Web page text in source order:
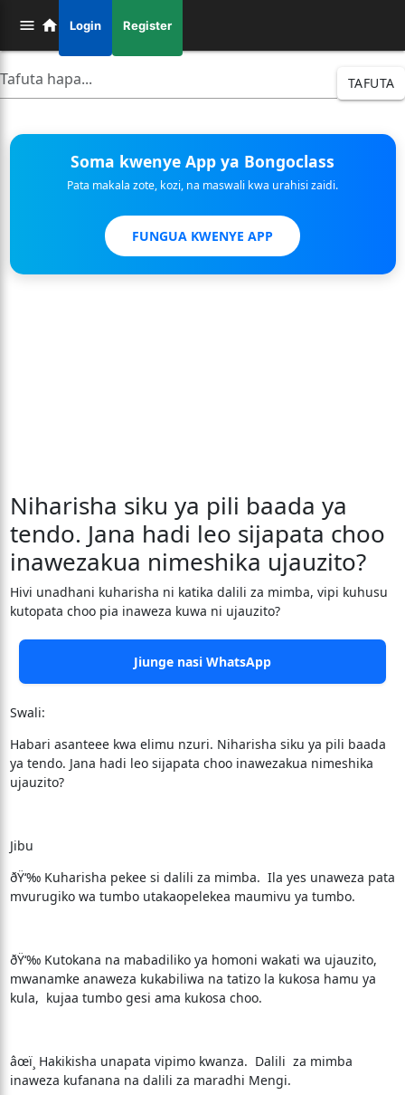
Login Register
TAFUTA
Soma kwenye App ya Bongoclass
Pata makala zote, kozi, na maswali kwa urahisi zaidi.
FUNGUA KWENYE APP
Niharisha siku ya pili baada ya
tendo. Jana hadi leo sijapata choo
inawezakua nimeshika ujauzito?
Hivi unadhani kuharisha ni katika dalili za mimba, vipi kuhusu
kutopata choo pia inaweza kuwa ni ujauzito?
Jiunge nasi WhatsApp
Swali:
Habari asanteee kwa elimu nzuri. Niharisha siku ya pili baada
ya tendo. Jana hadi leo sijapata choo inawezakua nimeshika
ujauzito?
Jibu
ðŸ‘‰ Kuharisha pekee si dalili za mimba. Ila yes unaweza pata
mvurugiko wa tumbo utakaopelekea maumivu ya tumbo.
ðŸ‘‰ Kutokana na mabadiliko ya homoni wakati wa ujauzito,
mwanamke anaweza kukabiliwa na tatizo la kukosa hamu ya
kula, kujaa tumbo gesi ama kukosa choo.
âœï¸ Hakikisha unapata vipimo kwanza. Dalili za mimba
inaweza kufanana na dalili za maradhi Mengi.